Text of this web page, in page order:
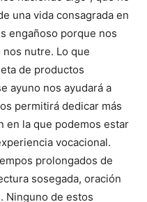
una vida consagrada en
engañoso porque nos
nutre. Lo que
de productos
ayuno nos ayudará a
permitirá dedicar más
en la que podemos estar
vocacional.
prolongados de
sosegada, oración
Ninguno de estos